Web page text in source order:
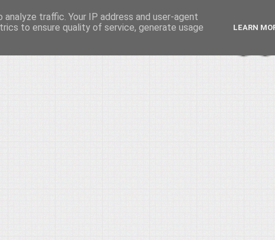
του μορφή και έκταση...
traffic. Your IP address and user-agent
to ensure quality of service, generate usage
LEARN